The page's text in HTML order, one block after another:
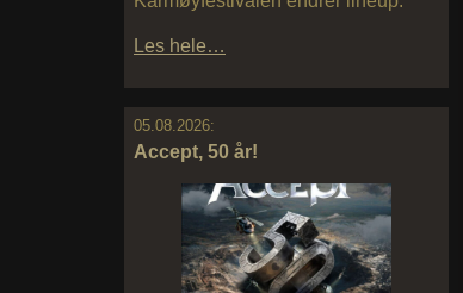
Les hele…
05.08.2026:
Accept, 50 år!